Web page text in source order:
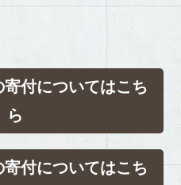
付についてはこち
ら
付についてはこち